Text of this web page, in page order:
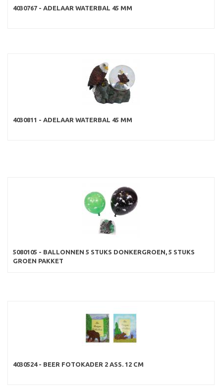
4030767 - ADELAAR WATERBAL 45 MM
4030811 - ADELAAR WATERBAL 45 MM
5080105 - BALLONNEN 5 STUKS DONKERGROEN, 5 STUKS
GROEN PAKKET
4030524 - BEER FOTOKADER 2 ASS. 12 CM